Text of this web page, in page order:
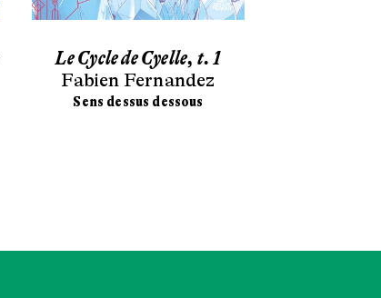
Le Cycle de Cyelle, t. 1
Fabien Fernandez
Sens dessus dessous